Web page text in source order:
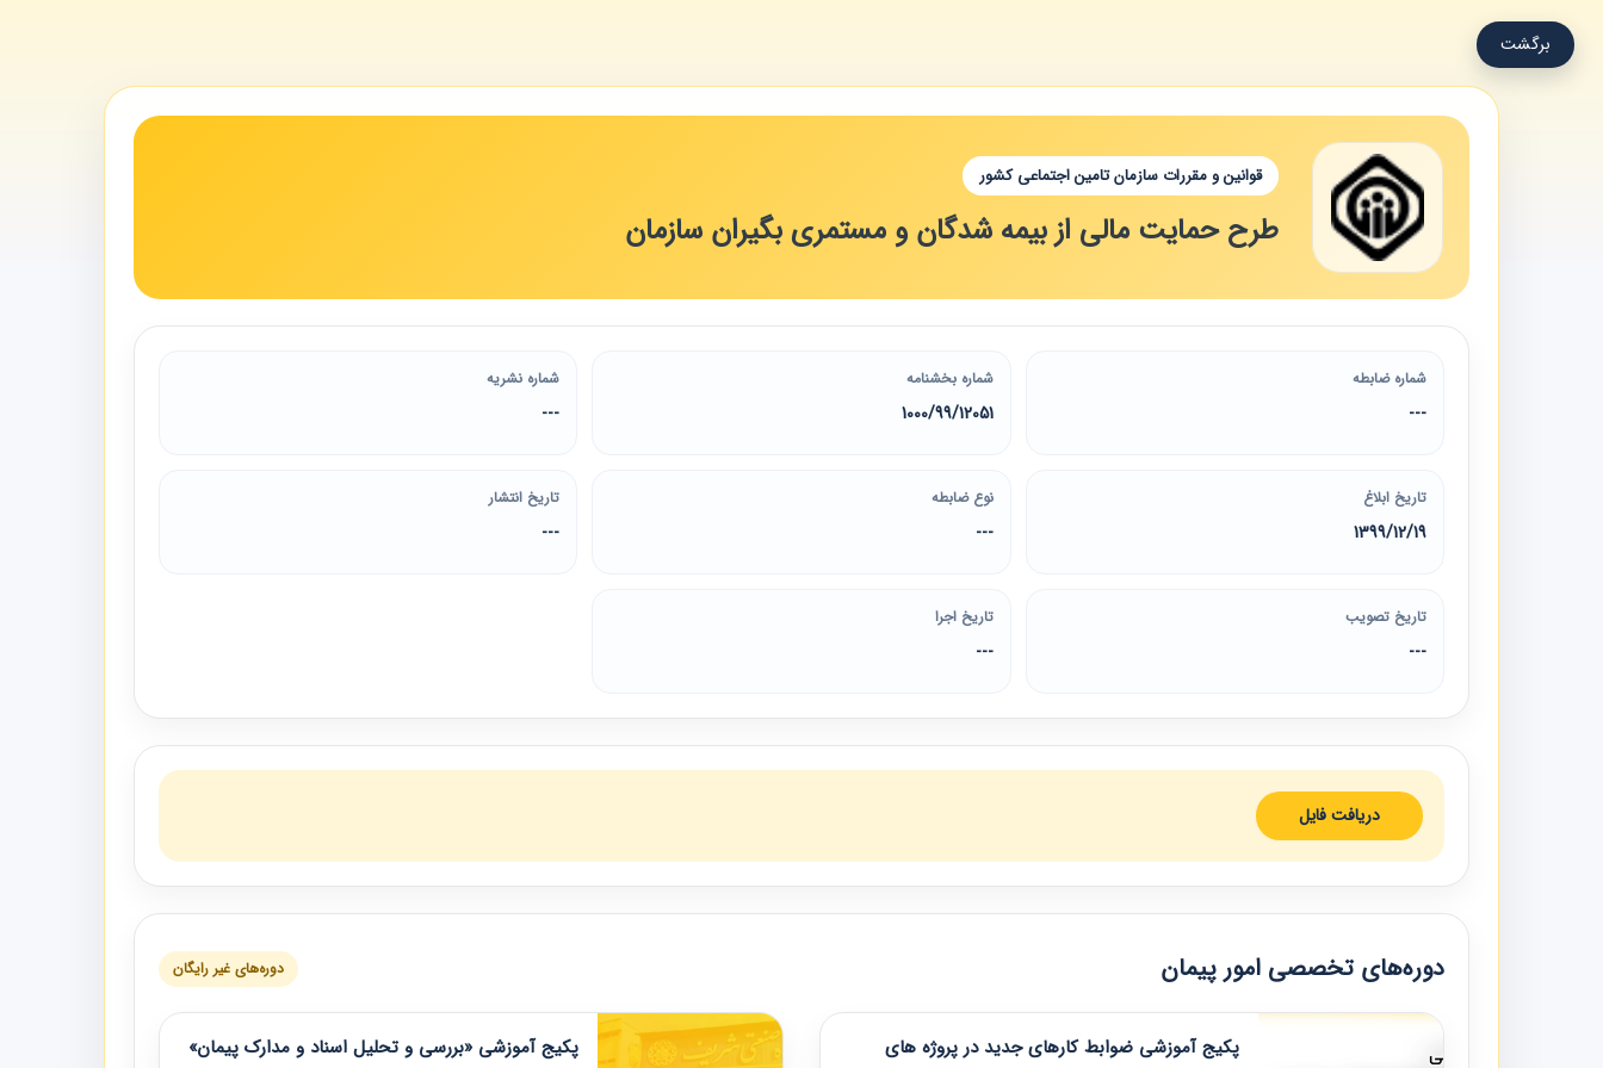
برگشت
قوانین و مقررات سازمان تامین اجتماعی کشور
طرح حمایت مالی از بیمه شدگان و مستمری بگیران سازمان
شماره ضابطه
---
شماره بخشنامه
1000/99/12051
شماره نشریه
---
تاریخ ابلاغ
1399/12/19
نوع ضابطه
---
تاریخ انتشار
---
تاریخ تصویب
---
تاریخ اجرا
---
دریافت فایل
دوره‌های تخصصی امور پیمان دوره‌های غیر رایگان
پکیج آموزشی ضوابط کارهای جدید در پروژه های
پکیج آموزشی «بررسی و تحلیل اسناد و مدارک پیمان»